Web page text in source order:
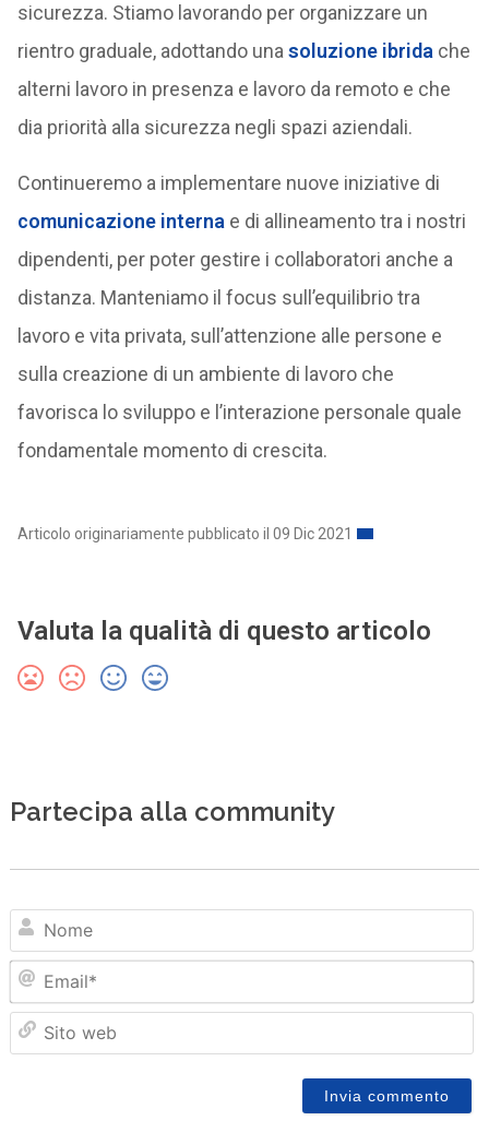
sicurezza. Stiamo lavorando per organizzare un
rientro graduale, adottando una soluzione ibrida che
alterni lavoro in presenza e lavoro da remoto e che
dia priorità alla sicurezza negli spazi aziendali.
Continueremo a implementare nuove iniziative di
comunicazione interna e di allineamento tra i nostri
dipendenti, per poter gestire i collaboratori anche a
distanza. Manteniamo il focus sull’equilibrio tra
lavoro e vita privata, sull’attenzione alle persone e
sulla creazione di un ambiente di lavoro che
favorisca lo sviluppo e l’interazione personale quale
fondamentale momento di crescita.
Articolo originariamente pubblicato il 09 Dic 2021
Valuta la qualità di questo articolo
Partecipa alla community